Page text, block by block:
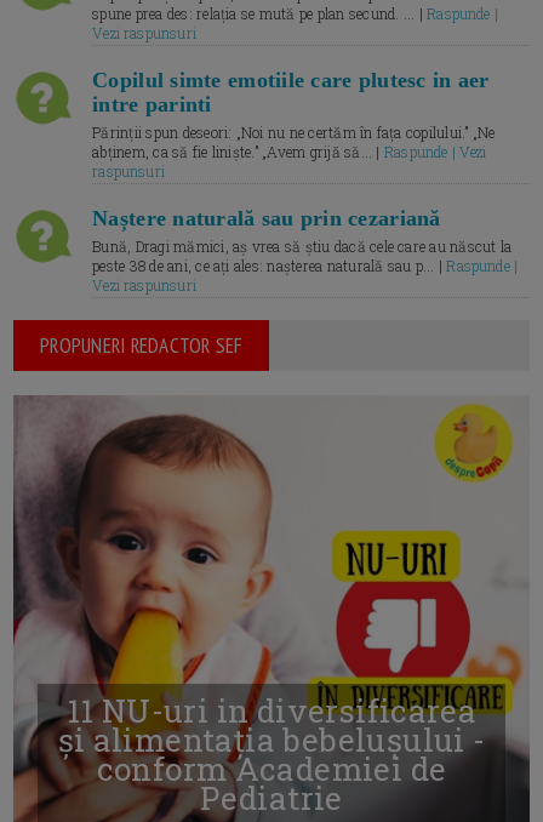
spune prea des: relația se mută pe plan secund. ... |Raspunde |
Vezi raspunsuri
Copilul simte emotiile care plutesc in aer
intre parinti
Părinții spun deseori: „Noi nu ne certăm în fața copilului.” „Ne
abținem, ca să fie liniște.” „Avem grijă să... | Raspunde | Vezi
raspunsuri
Naștere naturală sau prin cezariană
Bună, Dragi mămici, aș vrea să știu dacă cele care au născut la
peste 38 de ani, ce ați ales: nașterea naturală sau p... |Raspunde |
Vezi raspunsuri
PROPUNERI REDACTOR SEF
11 NU-uri in diversificarea
și alimentația bebelușului -
conform Academiei de
Pediatrie